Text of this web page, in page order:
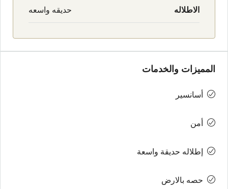
الاطلاله حديقه واسعه
المميزات والخدمات
أسانسير
أمن
إطلاله حديقة واسعة
حصه بالارض